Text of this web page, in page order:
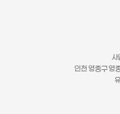
인천 영종구 영